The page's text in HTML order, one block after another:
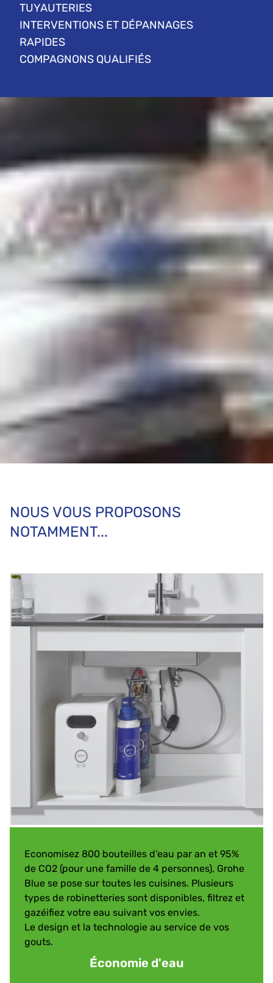
TUYAUTERIES
INTERVENTIONS ET DÉPANNAGES
RAPIDES
COMPAGNONS QUALIFIÉS
NOUS VOUS PROPOSONS
NOTAMMENT...
Economisez 800 bouteilles d’eau par an et 95%
de CO2 (pour une famille de 4 personnes), Grohe
Blue se pose sur toutes les cuisines. Plusieurs
types de robinetteries sont disponibles, filtrez et
gazéifiez votre eau suivant vos envies.
Le design et la technologie au service de vos
gouts.
Économie d'eau